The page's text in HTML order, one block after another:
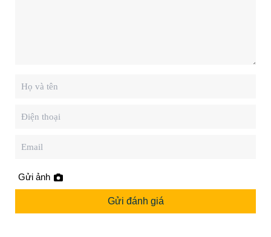
Gửi ảnh
Gửi đánh giá